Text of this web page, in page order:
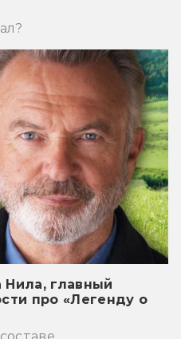
главный
про «Легенду о